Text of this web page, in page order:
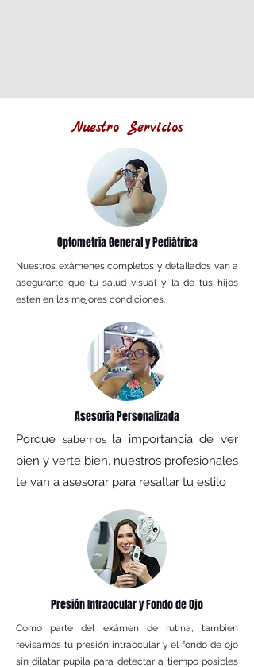
Nuestro Servicios
Optometría General y Pediátrica
Nuestros exámenes completos y detallados van a
asegurarte que tu salud visual y la de tus hijos
esten en las mejores condiciones.
Asesoría Personalizada
Porque sabemos la importancia de ver
bien y verte bien, nuestros profesionales
te van a asesorar para resaltar tu estilo
Presión Intraocular y Fondo de Ojo
Como parte del exámen de rutina, tambien
revisamos tu presión intraocular y el fondo de ojo
sin dilatar pupila para detectar a tiempo posibles